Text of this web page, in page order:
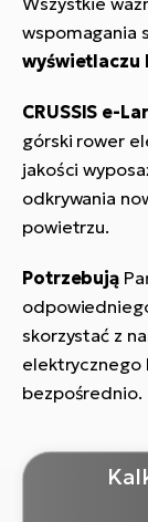
wspomagania
wyświetlaczu
CRUSSIS e-
górski rower
jakości
odkrywania
powietrzu.
Potrzebują
skorzystać z
elektrycznego
bezpośrednio.